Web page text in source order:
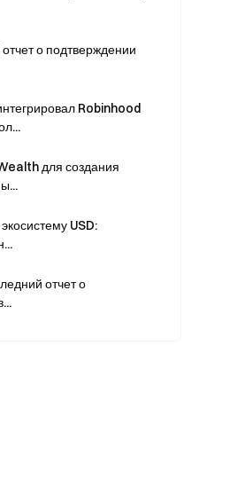
о подтверждении
Robinhood
для создания
USD:
отчет о